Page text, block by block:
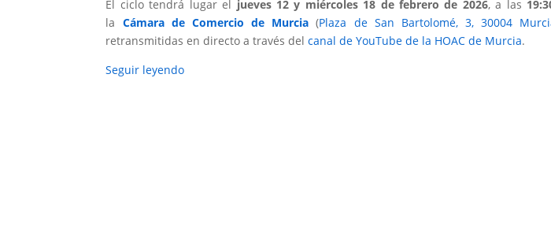
El ciclo tendrá lugar el jueves 12 y miércoles 18 de febrero de 2026, a las
la Cámara de Comercio de Murcia (Plaza de San Bartolomé, 3, 30004
retransmitidas en directo a través delcanal de YouTube de la HOAC de Murcia.
Seguir leyendo